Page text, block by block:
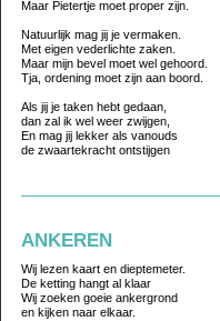
Maar Pietertje moet proper zijn.
Natuurlijk mag jij je vermaken.
Met eigen vederlichte zaken.
Maar mijn bevel moet wel gehoord.
Tja, ordening moet zijn aan boord.
Als jij je taken hebt gedaan,
dan zal ik wel weer zwijgen,
En mag jij lekker als vanouds
de zwaartekracht ontstijgen
ANKEREN
Wij lezen kaart en dieptemeter.
De ketting hangt al klaar
Wij zoeken goeie ankergrond
en kijken naar elkaar.